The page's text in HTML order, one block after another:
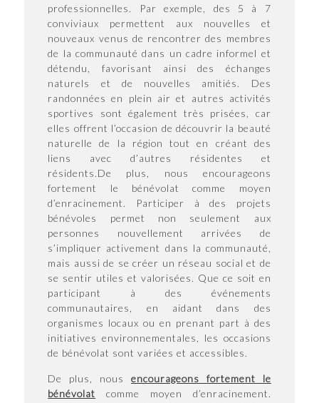
professionnelles. Par exemple, des 5 à 7
conviviaux permettent aux nouvelles et
nouveaux venus de rencontrer des membres
de la communauté dans un cadre informel et
détendu, favorisant ainsi des échanges
naturels et de nouvelles amitiés. Des
randonnées en plein air et autres activités
sportives sont également très prisées, car
elles offrent l’occasion de découvrir la beauté
naturelle de la région tout en créant des
liens avec d’autres résidentes et
résidents.De plus, nous encourageons
fortement le bénévolat comme moyen
d’enracinement. Participer à des projets
bénévoles permet non seulement aux
personnes nouvellement arrivées de
s’impliquer activement dans la communauté,
mais aussi de se créer un réseau social et de
se sentir utiles et valorisées. Que ce soit en
participant à des événements
communautaires, en aidant dans des
organismes locaux ou en prenant part à des
initiatives environnementales, les occasions
de bénévolat sont variées et accessibles.
De plus, nous encourageons fortement le
bénévolat comme moyen d’enracinement.